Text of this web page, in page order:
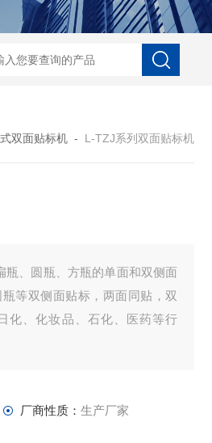
灌、封联动生产线 对开门干燥灭菌烘箱
双面贴标机 - L-TZJ系列双面贴标机
、圆瓶、方瓶的单面和双侧面
等双侧面贴标，两面同贴，双
化、化妆品、石化、医药等行
厂商性质： 生产厂家